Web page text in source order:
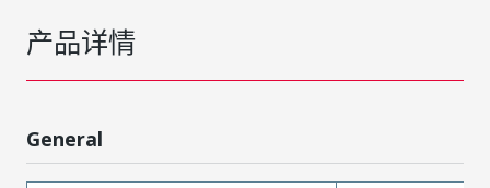
产品详情
General